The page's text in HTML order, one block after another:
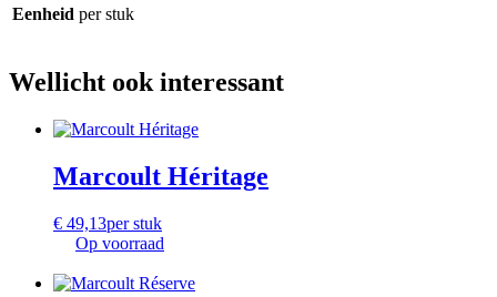
Eenheid per stuk
Wellicht ook interessant
Marcoult Héritage
€ 49,13per stuk
Op voorraad